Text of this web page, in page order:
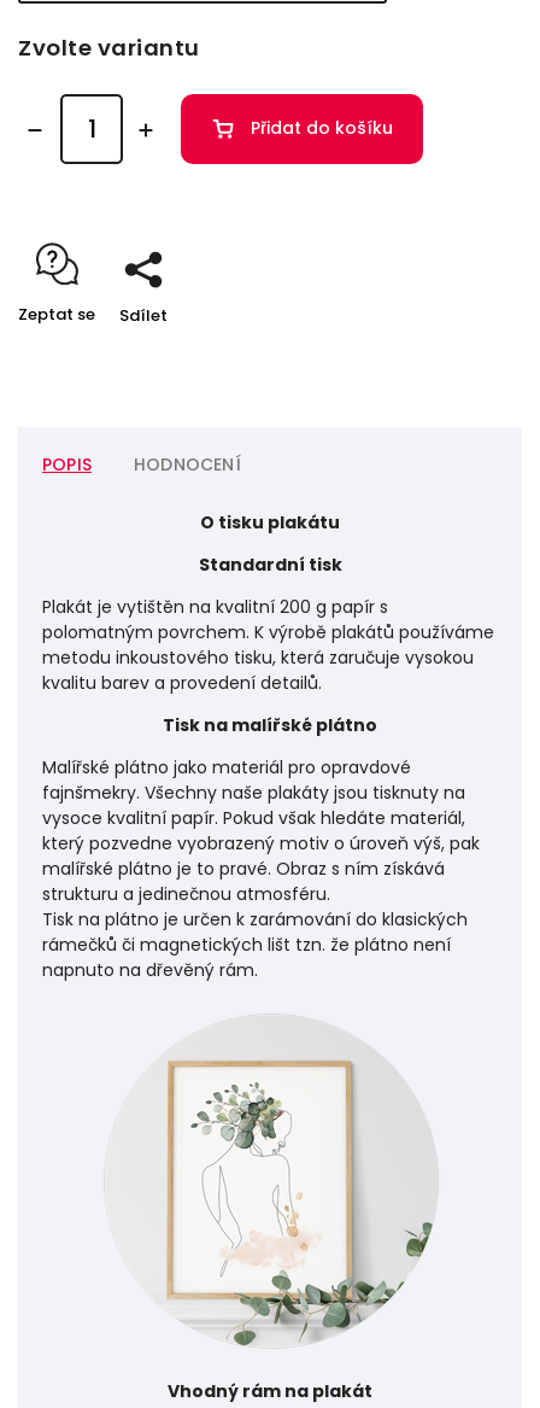
Zvolte variantu
Přidat do košíku
Zeptat se Sdílet
POPIS HODNOCENÍ
O tisku plakátu
Standardní tisk
Plakát je vytištěn na kvalitní 200 g papír s
polomatným povrchem. K výrobě plakátů používáme
metodu inkoustového tisku, která zaručuje vysokou
kvalitu barev a provedení detailů.
Tisk na malířské plátno
Malířské plátno jako materiál pro opravdové
fajnšmekry. Všechny naše plakáty jsou tisknuty na
vysoce kvalitní papír. Pokud však hledáte materiál,
který pozvedne vyobrazený motiv o úroveň výš, pak
malířské plátno je to pravé. Obraz s ním získává
strukturu a jedinečnou atmosféru.
Tisk na plátno je určen k zarámování do klasických
rámečků či magnetických lišt tzn. že plátno není
napnuto na dřevěný rám.
Vhodný rám na plakát